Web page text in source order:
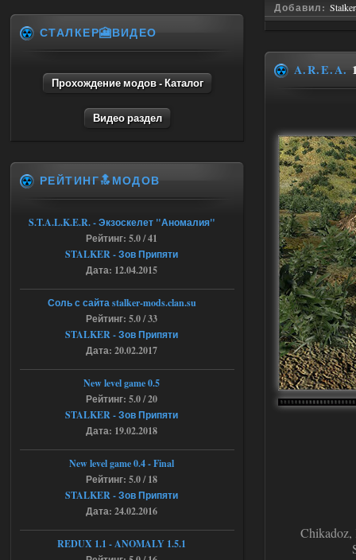
Добавил:
A.R.E.A.
вот ещё этот же трелер с
вашего сайта, https://stalker-
_trejler_2022/2022-11-30-6818
Объединенный Пак 2 + OGSR +
andreyforest1993
+ STCoP WP 3.4, только нет ни каких
анимаций курения и анимаций еды и
экзоча как в трелере
Ответить ➤
04.08.2026
Объединенный Пак 2 + OGSR +
STCoP WP 3.4
andreyforest1993
https://rutube.ru/video/50be34
6a53045b746b6f2d80812029a
3/?r=plemwd
Ответить ➤
04.08.2026
STCoP WP 3.4
СТАЛКЕР🎦ВИДЕО
Прохождение модов - Каталог
Видео раздел
РЕЙТИНГ🔝МОДОВ
S.T.A.L.K.E.R. - Экзоскелет "Аномалия"
Рейтинг: 5.0 / 41
STALKER - Зов Припяти
Дата: 12.04.2015
Соль с сайта stalker-mods.clan.su
Рейтинг: 5.0 / 33
STALKER - Зов Припяти
Дата: 20.02.2017
New level game 0.5
Рейтинг: 5.0 / 20
STALKER - Зов Припяти
Дата: 19.02.2018
New level game 0.4 - Final
Рейтинг: 5.0 / 18
STALKER - Зов Припяти
Дата: 24.02.2016
REDUX 1.1​​​​​​​ - ANOMALY 1.5.1